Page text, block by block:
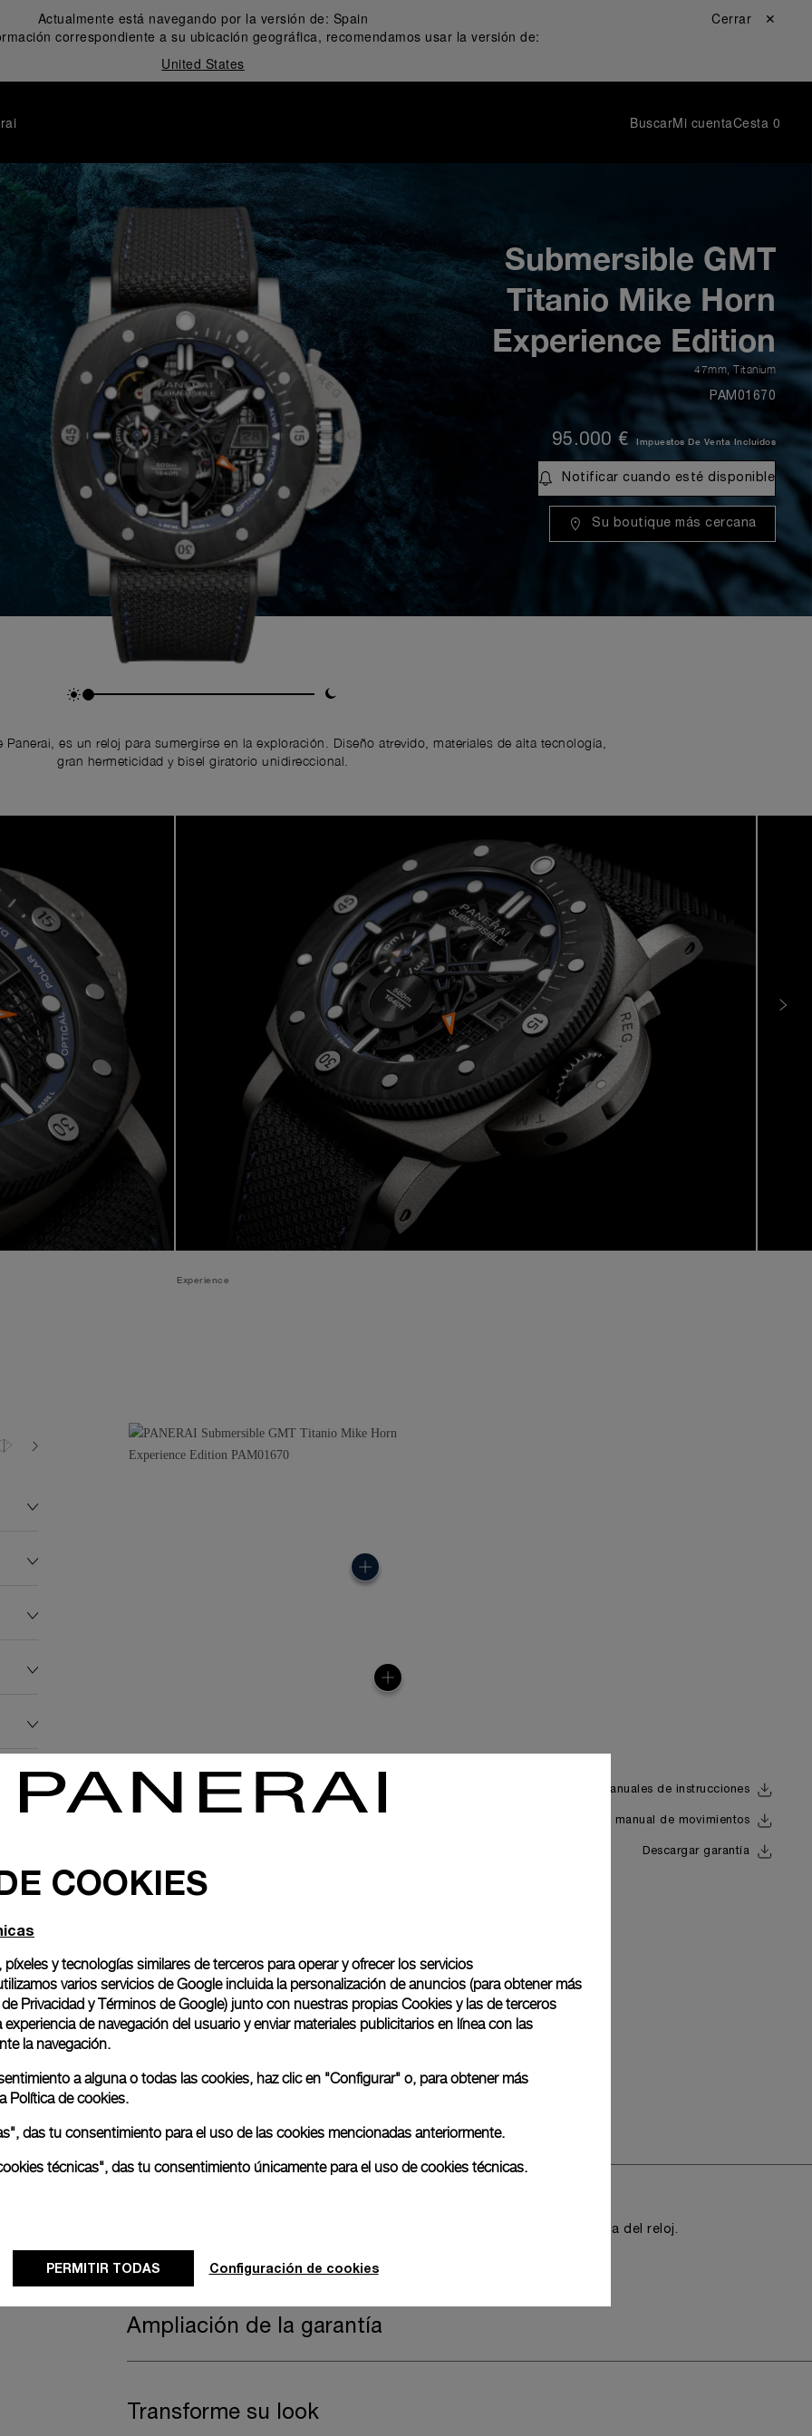
Actualmente está navegando por la versión de: Spain
correspondiente a su ubicación geográfica, recomendamos usar la versión de:
United States
Cerrar ✕
BuscarMi cuentaCesta 0
Submersible GMT
Titanio Mike Horn
Experience Edition
47mm ,Titanium
PAM01670
95.000 € Impuestos De Venta Incluidos
Notificar cuando esté disponible
Su boutique más cercana
es un reloj para sumergirse en la exploración. Diseño atrevido, materiales de alta tecnología,
gran hermeticidad y bisel giratorio unidireccional.
Experience
50.0 bar (~500.0 metres)
Descargar manuales de instrucciones
Descargar el manual de movimientos
Descargar garantía
Se incluye una correa secundaria
Para ofrecer una versatilidad práctica sin comprometer la dirección estética del reloj.
Caucho naranja acordeón, STD, 26/22, BA
Ampliación de la garantía
Transforme su look
COOKIES
y tecnologías similares de terceros para operar y ofrecer los servicios
varios servicios de Google incluida la personalización de anuncios (para obtener más
Privacidad y Términos de Google) junto con nuestras propias Cookies y las de terceros
de navegación del usuario y enviar materiales publicitarios en línea con las
la navegación.
a alguna o todas las cookies, haz clic en "Configurar" o, para obtener más
Política de cookies.
das tu consentimiento para el uso de las cookies mencionadas anteriormente.
técnicas", das tu consentimiento únicamente para el uso de cookies técnicas.
PERMITIR TODAS Configuración de cookies